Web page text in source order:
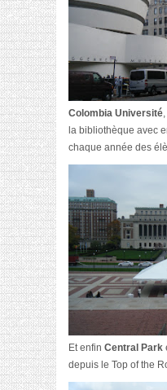
Colombia Université
la bibliothèque avec
chaque année des
Et enfin Central Park
depuis le Top of the